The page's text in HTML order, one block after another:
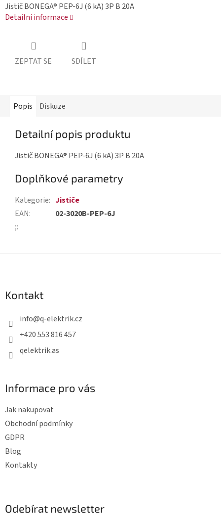
Jistič BONEGA® PEP-6J (6 kA) 3P B 20A
Detailní informace
ZEPTAT SE SDÍLET
Popis Diskuze
Detailní popis produktu
Jistič BONEGA® PEP-6J (6 kA) 3P B 20A
Doplňkové parametry
Kategorie: Jističe
EAN:
02-3020B-PEP-6J
;:
p
aKontakt
info@q-elektrik.cz
+420 553 816 457
qelektrik.as
Informace pro vás
Jak nakupovat
Obchodní podmínky
GDPR
Blog
Kontakty
Odebírat newsletter